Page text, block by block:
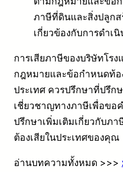
ภาษีที่ดินและสิ่งปลูก
เกี่ยวข้องกับการดำเ
การเสียภาษีของบริษัทโร
กฎหมายและข้อกำหนดท้อ
ประเทศ ควรปรึกษาที่ปรึก
เชี่ยวชาญทางภาษีเพื่อขอ
ปรึกษาเพิ่มเติมเกี่ยวกับภ
ต้องเสียในประเทศของคุณ
อ่านบทความทั้งหมด >>>